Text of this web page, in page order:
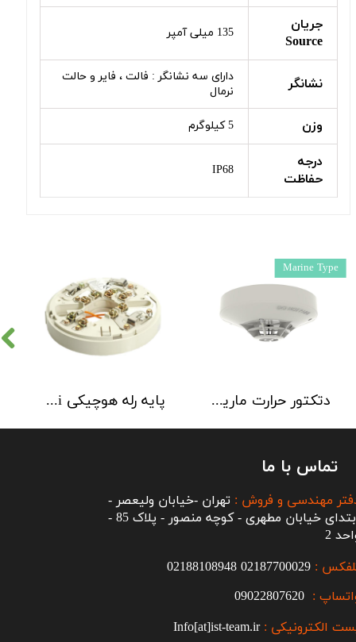
جریان
Source
135 میلی آمپر
نشانگر
دارای سه نشانگر : فالت ، فایر و حالت
نرمال
وزن 5 کیلوگرم
درجه
حفاظت
IP68
پایه رله هوچیکی Hochiki مدل YBO R/6R دتکتور حرارت مارین 90 درجه هوچیکی Hochiki مدل DCD-CE3M
Marine Type
تماس با ما
:
02187700029
02188108948
الکترونیکی :Info[at]ist-team.ir
:
مهندسی و فروش : تهران -خیابان ولیعصر -
ابتدای خیابان مطهری - کوچه منصور - پلاک 85 -
2